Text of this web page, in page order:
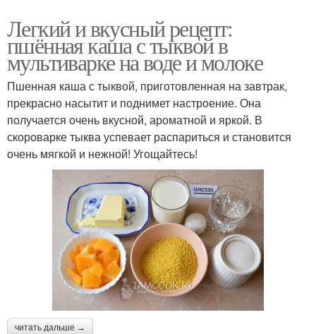
Каши в медицине Фаршированная тыква
Запеченные тыквы Гречка с тыквой
Гречневая каша Каша с грибами
Тыква в духовке Каша с мясом
Легкий и вкусный рецепт:
пшённая каша с тыквой в
мультиварке на воде и молоке
Пшенная каша с тыквой, приготовленная на завтрак,
прекрасно насытит и поднимет настроение. Она
получается очень вкусной, ароматной и яркой. В
скороварке тыква успевает распариться и становится
очень мягкой и нежной! Угощайтесь!
читать дальше →